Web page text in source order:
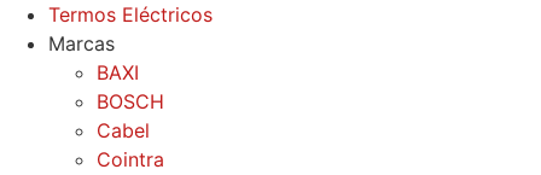
Termos Eléctricos
Marcas
BAXI
BOSCH
Cabel
Cointra